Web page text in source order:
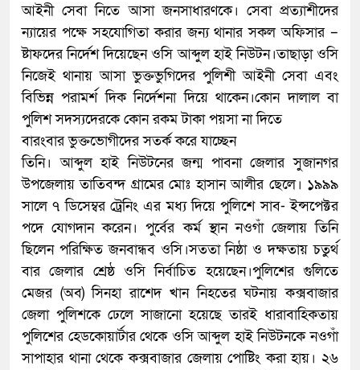
আইনী সেবা নিতে আসা জনসাধারণকে। সেবা প্রত্যাশীদের
ন্যায়ের পক্ষে সহযোগিতা করার জন্য থানার সকল অফিসার –
ষ্টাফদের নির্দেশ দিয়েছেন ওসি আব্দুল হাই নিউটন।তাছাড়া ওসি
নিজেই থানায় আসা ভুক্তভুগিদের পুলিশী আইনী সেবা এবং
বিভিন্ন পরামর্শ দিক নির্দেশনা দিয়ে থাকেন।কোন দালাল বা
পুলিশ সদস্যদেরকে কোন রকম টাকা পয়সা না দিতে
বারংবার ভুক্তভোগীদের সতর্ক করে যাচ্ছেন
তিনি। আব্দুল হাই নিউটনের জন্ম পাবনা জেলার সুজানগর
উপজেলায় তাতিবন্দ গ্রামের মোঃ হাসান আলীর ছেলে। ১৯৯৯
সালে ৭ ডিসেম্বর ট্রেনিং এর মধ্য দিয়ে পুলিশে সাব- ইন্সপেক্টর
পদে যোগদান করেন। পুর্বের কর্ম স্থান নওগাঁ জেলায় তিনি
ছিলেন পরিক্ষিত জনবান্ধব ওসি।সততা নিষ্ঠা ও দক্ষতায় চতু্র্থ
বার জেলার শ্রেষ্ঠ ওসি নির্বাচিত হয়েছেন।পুলিশের গুলিতে
মেজর (অব) সিনহা রাশেদ খান নিহতের ঘটনায় কক্সবাজার
জেলা পুলিশকে ঢেলে সাজানো হয়েছে তারই ধারাবাহিকতায়
পুলিশের হেডকোয়ার্টার থেকে ওসি আব্দুল হাই নিউটনকে নওগাঁ
সাপাহার থানা থেকে কক্সবাজার জেলায় পোষ্টিং করা হায়। ২৬